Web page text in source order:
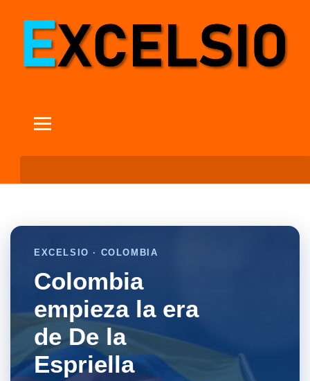
EXCELSIO · COLOMBIA
Colombia
empieza la era
de De la
Espriella